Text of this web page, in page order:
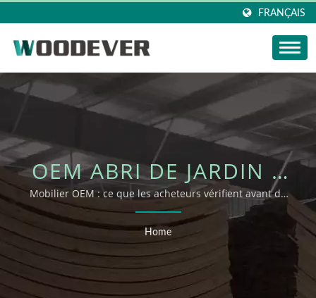
FRANÇAIS
OEM ABRI DE JARDIN |
WOODEVER
COLLECTIONS
D'EXTÉRIEUR
Mobilier OEM : ce que les acheteurs vérifient avant de
demander un soutien OEM/ODM
Home